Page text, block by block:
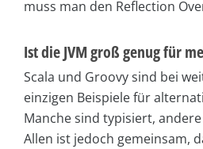
muss man den Reflection
Ist die JVM groß genug für
Scala und Groovy sind bei
einzigen Beispiele für
Manche sind typisiert,
Allen ist jedoch gemeinsam,